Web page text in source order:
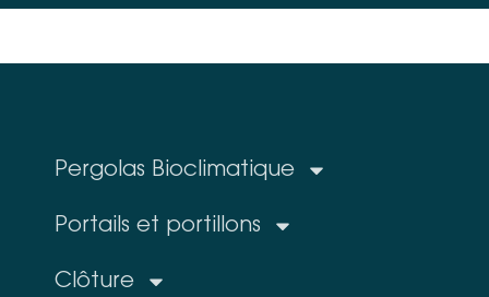
Pergolas Bioclimatique
Portails et portillons
Clôture